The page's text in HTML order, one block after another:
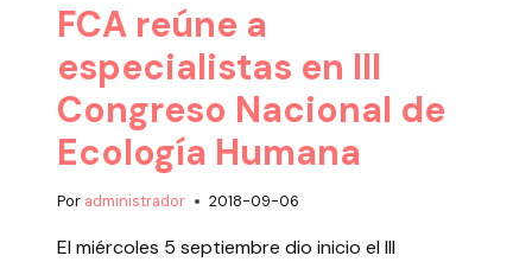
FCA reúne a
especialistas en III
Congreso Nacional de
Ecología Humana
Por administrador 2018-09-06
El miércoles 5 septiembre dio inicio el III